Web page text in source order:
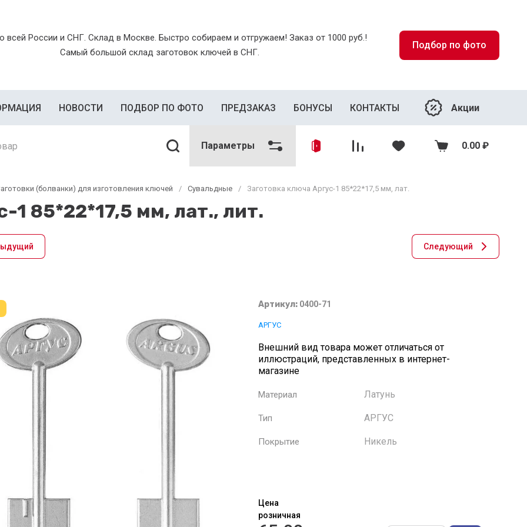
всей России и СНГ. Склад в Москве. Быстро собираем и отгружаем! Заказ от 1000 руб.!
Самый большой склад заготовок ключей в СНГ.
Подбор по фото
НОВОСТИ ПОДБОР ПО ФОТО ПРЕДЗАКАЗ БОНУСЫ КОНТАКТЫ Акции
Параметры 0.00 ₽
(болванки) для изготовления ключей / Сувальдные / Заготовка ключа Аргус-1 85*22*17,5 мм, лат.
1 85*22*17,5 мм, лат., лит.
Следующий
Артикул: 0400-71
АРГУС
Внешний вид товара может отличаться от
иллюстраций, представленных в интернет-
магазине
Материал Латунь
Тип АРГУС
Покрытие Никель
Цена
розничная